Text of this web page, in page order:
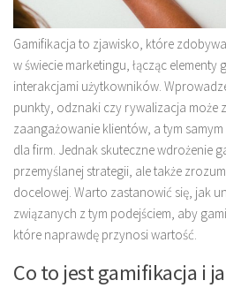
Gamifikacja to zjawisko, które
w świecie marketingu, łącząc elementy
interakcjami użytkowników.
punkty, odznaki czy rywalizacja może
zaangażowanie klientów, a tym
dla firm. Jednak skuteczne wdrożenie
przemyślanej strategii, ale także
docelowej. Warto zastanowić się, jak
związanych z tym podejściem, aby
które naprawdę przynosi wartość.
Co to jest gamifikacja i